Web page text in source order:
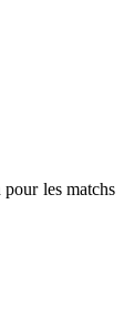
les matchs